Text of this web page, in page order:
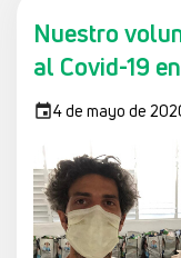
Nuestro
al Covid-19
4 de mayo de